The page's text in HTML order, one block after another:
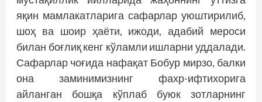
яқин мамлакатларига сафарлар уюш­­тирилиб,
шоҳ ва шоир ҳаёти, ижоди, адабий мероси
билан боғлиқ кенг кўламли ишларни уддалади.
Сафарлар чоғида нафақат Бобур мирзо, балки
она заминимизнинг фахр-ифтихорига
айланган бош­­қа кўплаб буюк зотларнинг